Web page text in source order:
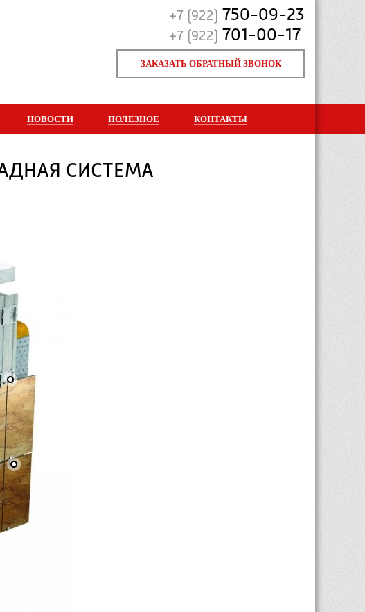
+7 (922) 750-09-23
+7 (922) 701-00-17
ЗАКАЗАТЬ ОБРАТНЫЙ ЗВОНОК
НОВОСТИ ПОЛЕЗНОЕ КОНТАКТЫ
СИСТЕМА